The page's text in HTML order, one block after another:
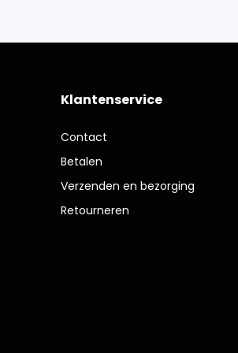
Klantenservice
Contact
Betalen
Verzenden en bezorging
Retourneren